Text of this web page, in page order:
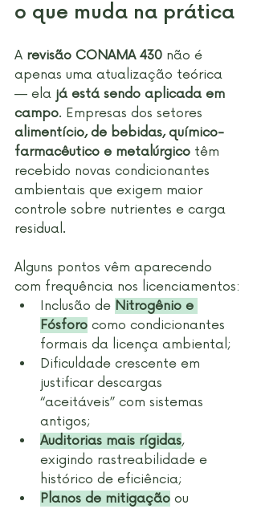
o que muda na prática
A revisão CONAMA 430 não é
apenas uma atualização teórica
— ela já está sendo aplicada em
campo. Empresas dos setores
alimentício, de bebidas, químico-
farmacêutico e metalúrgico têm
recebido novas condicionantes
ambientais que exigem maior
controle sobre nutrientes e carga
residual.
Alguns pontos vêm aparecendo
com frequência nos licenciamentos:
Inclusão de Nitrogênio e
Fósforo como condicionantes
formais da licença ambiental;
Dificuldade crescente em
justificar descargas
“aceitáveis” com sistemas
antigos;
Auditorias mais rígidas,
exigindo rastreabilidade e
histórico de eficiência;
Planos de mitigação ou